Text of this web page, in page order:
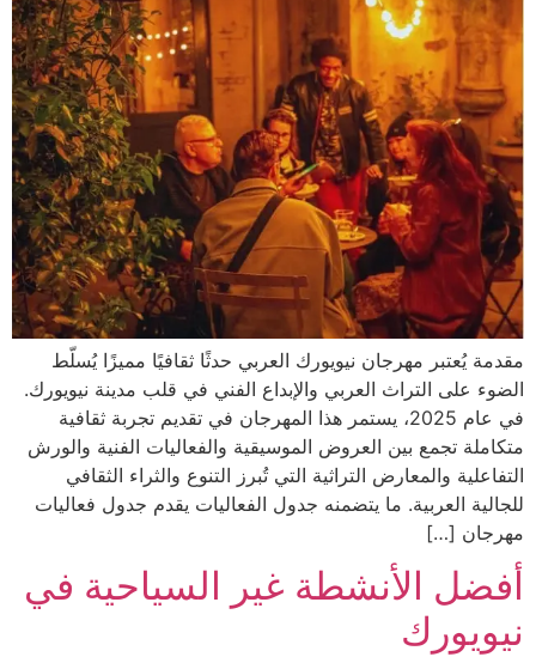
مقدمة يُعتبر مهرجان نيويورك العربي حدثًا ثقافيًا مميزًا يُسلّط
الضوء على التراث العربي والإبداع الفني في قلب مدينة نيويورك.
في عام 2025، يستمر هذا المهرجان في تقديم تجربة ثقافية
متكاملة تجمع بين العروض الموسيقية والفعاليات الفنية والورش
التفاعلية والمعارض التراثية التي تُبرز التنوع والثراء الثقافي
للجالية العربية. ما يتضمنه جدول الفعاليات يقدم جدول فعاليات
مهرجان […]
أفضل الأنشطة غير السياحية في
نيويورك